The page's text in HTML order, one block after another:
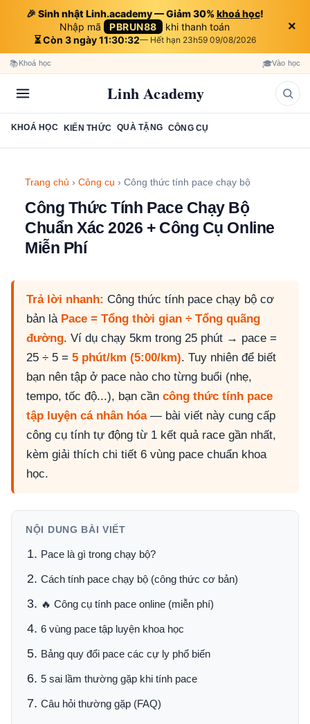
🎉 Sinh nhật Linh.academy — Giảm 30% khoá học!
Nhập mã PBRUN88 khi thanh toán
⏳ Còn 3 ngày 11:30:31— Hết hạn 23h59 09/08/2026
×
📚Khoá học 🎓Vào học
Linh Academy
KHOÁ HỌC KIẾN THỨC QUÀ TẶNG CÔNG CỤ
Trang chủ › Công cụ › Công thức tính pace chạy bộ
Công Thức Tính Pace Chạy Bộ
Chuẩn Xác 2026 + Công Cụ Online
Miễn Phí
Trả lời nhanh: Công thức tính pace chạy bộ cơ
bản là Pace = Tổng thời gian ÷ Tổng quãng
đường. Ví dụ chạy 5km trong 25 phút → pace =
25 ÷ 5 = 5 phút/km (5:00/km). Tuy nhiên để biết
bạn nên tập ở pace nào cho từng buổi (nhẹ,
tempo, tốc độ...), bạn cần công thức tính pace
tập luyện cá nhân hóa— bài viết này cung cấp
công cụ tính tự động từ 1 kết quả race gần nhất,
kèm giải thích chi tiết 6 vùng pace chuẩn khoa
học.
NỘI DUNG BÀI VIẾT
Pace là gì trong chạy bộ?
Cách tính pace chạy bộ (công thức cơ bản)
🔥 Công cụ tính pace online (miễn phí)
6 vùng pace tập luyện khoa học
Bảng quy đổi pace các cự ly phổ biến
5 sai lầm thường gặp khi tính pace
Câu hỏi thường gặp (FAQ)